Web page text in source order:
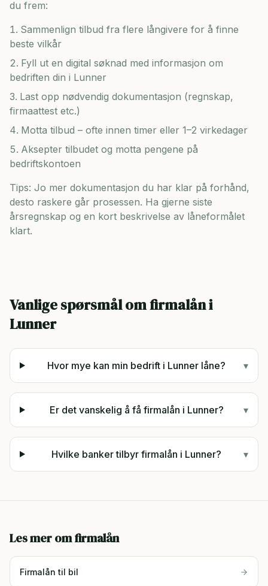
du frem:
Sammenlign tilbud fra flere långivere for å finne
beste vilkår
Fyll ut en digital søknad med informasjon om
bedriften din i Lunner
Last opp nødvendig dokumentasjon (regnskap,
firmaattest etc.)
Motta tilbud – ofte innen timer eller 1–2 virkedager
Aksepter tilbudet og motta pengene på
bedriftskontoen
Tips: Jo mer dokumentasjon du har klar på forhånd,
desto raskere går prosessen. Ha gjerne siste
årsregnskap og en kort beskrivelse av låneformålet
klart.
Vanlige spørsmål om firmalån i
Lunner
Hvor mye kan min bedrift i Lunner låne? ▾
Er det vanskelig å få firmalån i Lunner? ▾
Hvilke banker tilbyr firmalån i Lunner? ▾
Les mer om firmalån
Firmalån til bil